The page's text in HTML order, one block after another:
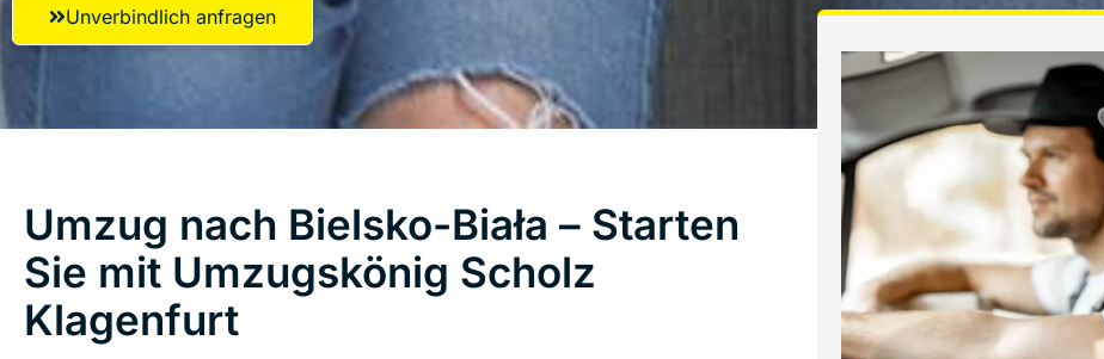
Unverbindlich anfragen
Umzug nach Bielsko-Biała – Starten
Sie mit Umzugskönig Scholz
Klagenfurt